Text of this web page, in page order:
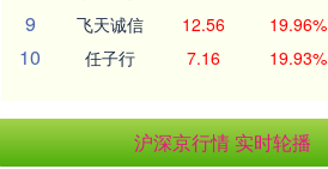
9 飞天诚信 12.56 19.96%
10 任子行 7.16 19.93%
沪深京行情 实时轮播